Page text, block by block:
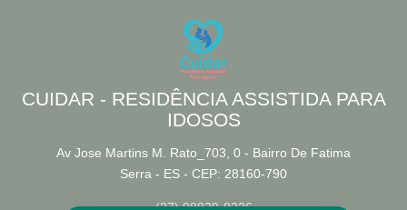
CUIDAR - RESIDÊNCIA ASSISTIDA PARA
IDOSOS
Av Jose Martins M. Rato_703, 0 - Bairro De Fatima
Serra - ES - CEP: 28160-790